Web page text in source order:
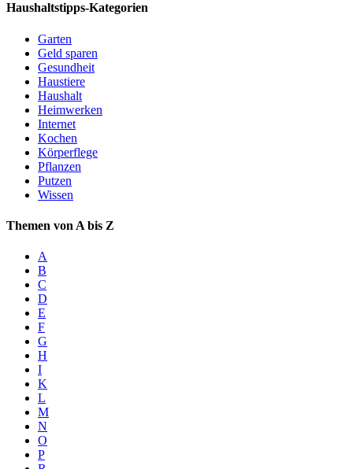
Haushaltstipps-Kategorien
Garten
Geld sparen
Gesundheit
Haustiere
Haushalt
Heimwerken
Internet
Kochen
Körperflege
Pflanzen
Putzen
Wissen
Themen von A bis Z
A
B
C
D
E
F
G
H
I
K
L
M
N
O
P